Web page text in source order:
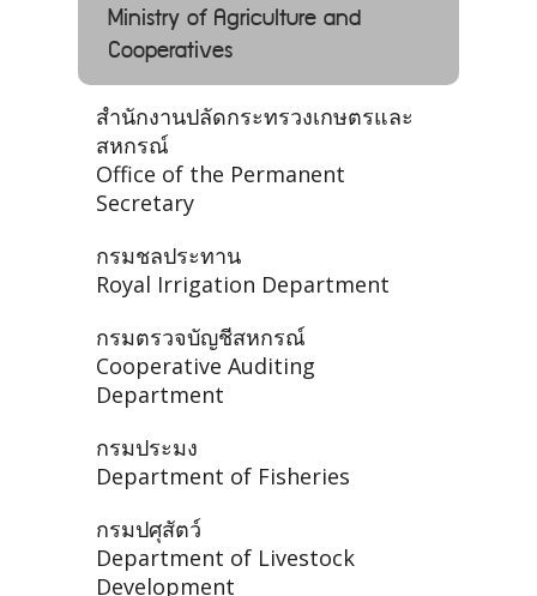
Ministry of Agriculture and
Cooperatives
สำนักงานปลัดกระทรวงเกษตรและ
สหกรณ์
Office of the Permanent
Secretary
กรมชลประทาน
Royal Irrigation Department
กรมตรวจบัญชีสหกรณ์
Cooperative Auditing
Department
กรมประมง
Department of Fisheries
กรมปศุสัตว์
Department of Livestock
Development